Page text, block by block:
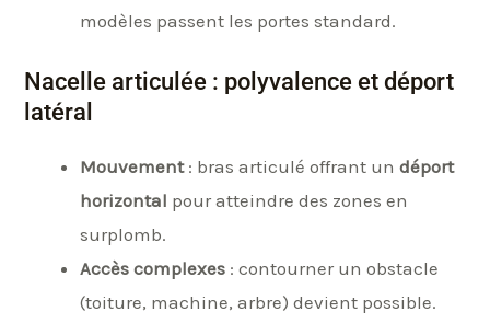
modèles passent les portes standard.
Nacelle articulée : polyvalence et déport
latéral
Mouvement: bras articulé offrant un déport
horizontal pour atteindre des zones en
surplomb.
Accès complexes : contourner un obstacle
(toiture, machine, arbre) devient possible.